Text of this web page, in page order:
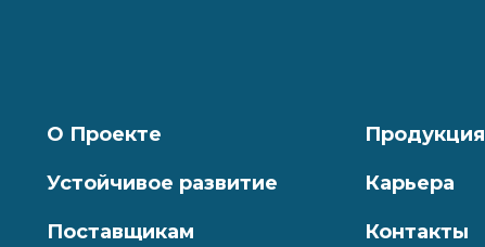
О Проекте Продукция
Устойчивое развитие Карьера
Поставщикам Контакты